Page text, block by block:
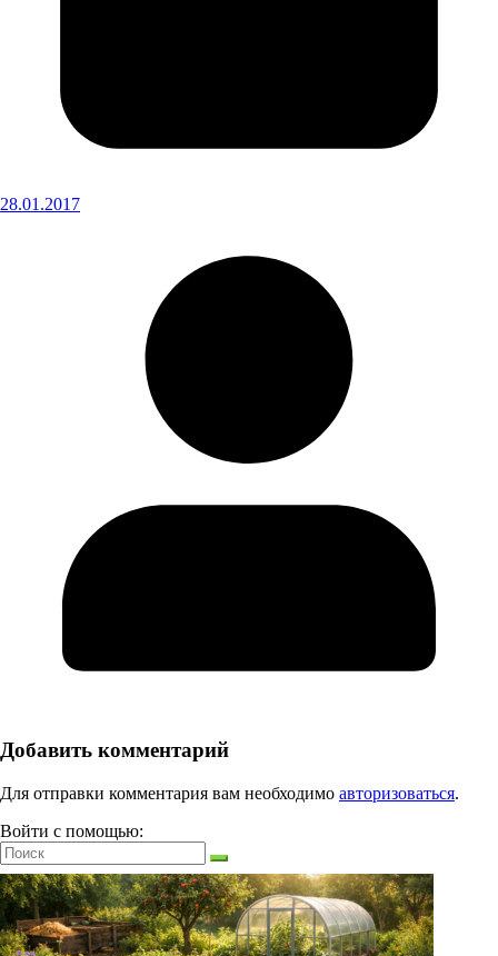
28.01.2017
Добавить комментарий
Для отправки комментария вам необходимо авторизоваться.
Войти с помощью: